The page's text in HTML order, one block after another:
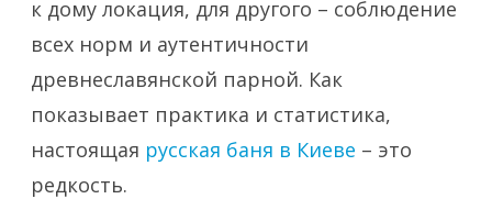
к дому локация, для другого – соблюдение
всех норм и аутентичности
древнеславянской парной. Как
показывает практика и статистика,
настоящая русская баня в Киеве – это
редкость.